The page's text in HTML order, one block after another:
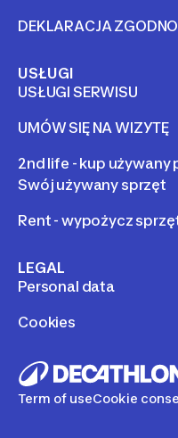
DEKLARACJA
USŁUGI
USŁUGI SERWISU
UMÓW SIĘ NA WIZYTĘ
2nd life - kup
Swój używany sprzęt
Rent - wypożycz
LEGAL
Personal data
Cookies
Term of useCookie